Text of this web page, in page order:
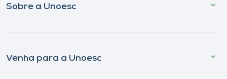
Sobre a Unoesc
Venha para a Unoesc